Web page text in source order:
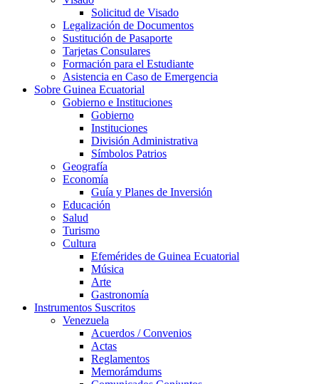
Solicitud de Visado
Legalización de Documentos
Sustitución de Pasaporte
Tarjetas Consulares
Formación para el Estudiante
Asistencia en Caso de Emergencia
Sobre Guinea Ecuatorial
Gobierno e Instituciones
Gobierno
Instituciones
División Administrativa
Símbolos Patrios
Geografía
Economía
Guía y Planes de Inversión
Educación
Salud
Turismo
Cultura
Efemérides de Guinea Ecuatorial
Música
Arte
Gastronomía
Instrumentos Suscritos
Venezuela
Acuerdos / Convenios
Actas
Reglamentos
Memorámdums